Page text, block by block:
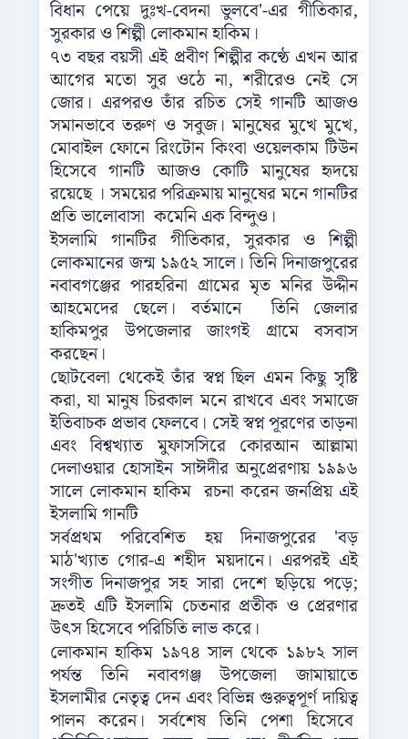
বিধান পেয়ে দুঃখ-বেদনা ভুলবে'-এর গীতিকার,
সুরকার ও শিল্পী লোকমান হাকিম।
৭৩ বছর বয়সী এই প্রবীণ শিল্পীর কণ্ঠে এখন আর
আগের মতো সুর ওঠে না, শরীরেও নেই সে
জোর। এরপরও তাঁর রচিত সেই গানটি আজও
সমানভাবে তরুণ ও সবুজ। মানুষের মুখে মুখে,
মোবাইল ফোনে রিংটোন কিংবা ওয়েলকাম টিউন
হিসেবে গানটি আজও কোটি মানুষের হৃদয়ে
রয়েছে । সময়ের পরিক্রমায় মানুষের মনে গানটির
প্রতি ভালোবাসা কমেনি এক বিন্দুও।
ইসলামি গানটির গীতিকার, সুরকার ও শিল্পী
লোকমানের জন্ম ১৯৫২ সালে। তিনি দিনাজপুরের
নবাবগঞ্জের পারহরিনা গ্রামের মৃত মনির উদ্দীন
আহমেদের ছেলে। বর্তমানে তিনি জেলার
হাকিমপুর উপজেলার জাংগই গ্রামে বসবাস
করছেন।
ছোটবেলা থেকেই তাঁর স্বপ্ন ছিল এমন কিছু সৃষ্টি
করা, যা মানুষ চিরকাল মনে রাখবে এবং সমাজে
ইতিবাচক প্রভাব ফেলবে। সেই স্বপ্ন পূরণের তাড়না
এবং বিশ্বখ্যাত মুফাসসিরে কোরআন আল্লামা
দেলাওয়ার হোসাইন সাঈদীর অনুপ্রেরণায় ১৯৯৬
সালে লোকমান হাকিম রচনা করেন জনপ্রিয় এই
ইসলামি গানটি
সর্বপ্রথম পরিবেশিত হয় দিনাজপুরের 'বড়
মাঠ'খ্যাত গোর-এ শহীদ ময়দানে। এরপরই এই
সংগীত দিনাজপুর সহ সারা দেশে ছড়িয়ে পড়ে;
দ্রুতই এটি ইসলামি চেতনার প্রতীক ও প্রেরণার
উৎস হিসেবে পরিচিতি লাভ করে।
লোকমান হাকিম ১৯৭৪ সাল থেকে ১৯৮২ সাল
পর্যন্ত তিনি নবাবগঞ্জ উপজেলা জামায়াতে
ইসলামীর নেতৃত্ব দেন এবং বিভিন্ন গুরুত্বপূর্ণ দায়িত্ব
পালন করেন। সর্বশেষ তিনি পেশা হিসেবে